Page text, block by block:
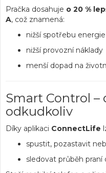
Pračka dosahuje o 20 %
A, což znamená:
nižší spotřebu energie
nižší provozní náklady
menší dopad na
Smart Control –
odkudkoliv
Díky aplikaci ConnectLife
spustit, pozastavit
sledovat průběh praní